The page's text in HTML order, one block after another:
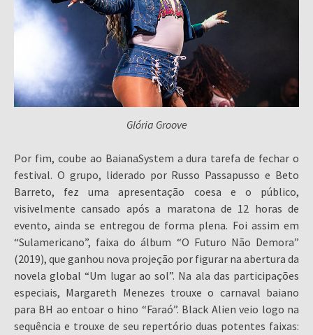
Glória Groove
Por fim, coube ao BaianaSystem a dura tarefa de fechar o
festival. O grupo, liderado por Russo Passapusso e Beto
Barreto, fez uma apresentação coesa e o público,
visivelmente cansado após a maratona de 12 horas de
evento, ainda se entregou de forma plena. Foi assim em
“Sulamericano”, faixa do álbum “O Futuro Não Demora”
(2019), que ganhou nova projeção por figurar na abertura da
novela global “Um lugar ao sol”. Na ala das participações
especiais, Margareth Menezes trouxe o carnaval baiano
para BH ao entoar o hino “Faraó”. Black Alien veio logo na
sequência e trouxe de seu repertório duas potentes faixas: